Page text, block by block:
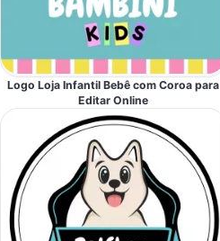
Logo Loja Infantil Bebê com Coroa para
Editar Online